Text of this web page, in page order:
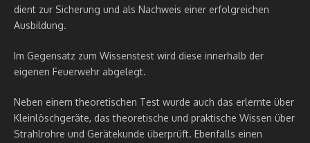
dient zur Sicherung und als Nachweis einer erfolgreichen
Ausbildung.
Im Gegensatz zum Wissenstest wird diese innerhalb der
eigenen Feuerwehr abgelegt.
Neben einem theoretischen Test wurde auch das erlernte über
Kleinlöschgeräte, das theoretische und praktische Wissen über
Strahlrohre und Gerätekunde überprüft. Ebenfalls einen